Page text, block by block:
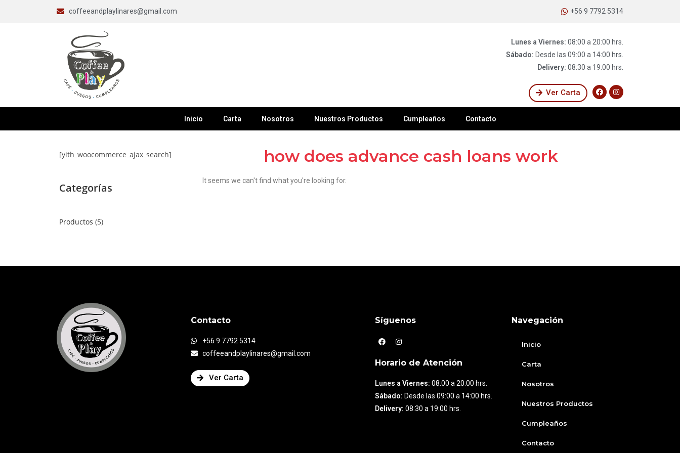
coffeeandplaylinares@gmail.com +56 9 7792 5314
Lunes a Viernes: 08:00 a 20:00 hrs.
Sábado: Desde las 09:00 a 14:00 hrs.
Delivery: 08:30 a 19:00 hrs.
Ver Carta
Inicio Carta Nosotros Nuestros Productos Cumpleaños Contacto
[yith_woocommerce_ajax_search]
Categorías
Productos 5
how does advance cash loans work
It seems we can't find what you're looking for.
Contacto
+56 9 7792 5314
coffeeandplaylinares@gmail.com
Ver Carta
Síguenos
Horario de Atención
Lunes a Viernes: 08:00 a 20:00 hrs.
Sábado: Desde las 09:00 a 14:00 hrs.
Delivery: 08:30 a 19:00 hrs.
Navegación
Inicio
Carta
Nosotros
Nuestros Productos
Cumpleaños
Contacto